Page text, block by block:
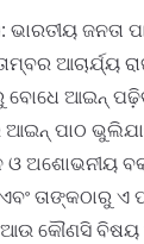
ଜନତା
ଆଚାର୍ଯ୍ୟ
ବୋଧେ ଆଇନ୍
ଆଇନ୍ ପାଠ
ଓ ଅଶୋଭନୀୟ
ତାଙ୍କଠାରୁ ଏ
କୌଣସି ବିଷୟ